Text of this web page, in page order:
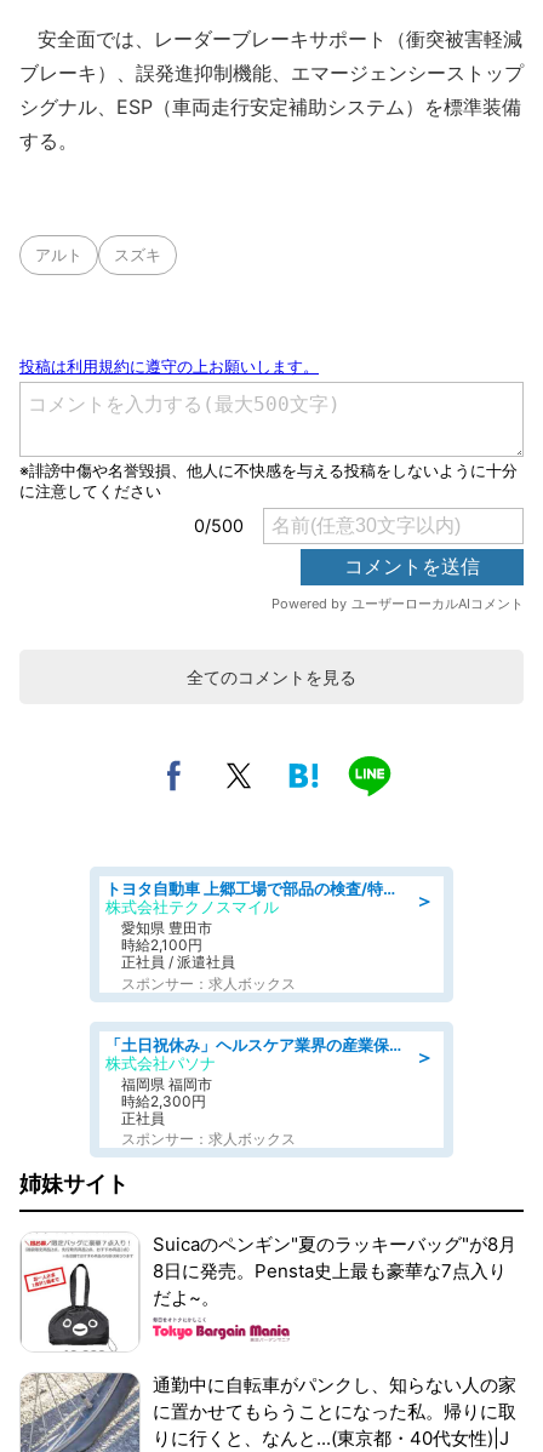
安全面では、レーダーブレーキサポート（衝突被害軽減
ブレーキ）、誤発進抑制機能、エマージェンシーストップ
シグナル、ESP（車両走行安定補助システム）を標準装備
する。
アルト スズキ
全てのコメントを見る
＞
トヨタ自動車 上郷工場で部品の検査/特典168万/tutumi
株式会社テクノスマイル
愛知県 豊田市
時給2,100円
正社員 / 派遣社員
スポンサー：求人ボックス
＞
「土日祝休み」ヘルスケア業界の産業保健師/高時給/未経験OK/要資格:保健師、正看護師
株式会社パソナ
福岡県 福岡市
時給2,300円
正社員
スポンサー：求人ボックス
姉妹サイト
Suicaのペンギン"夏のラッキーバッグ"が8月
8日に発売。Pensta史上最も豪華な7点入り
だよ~。
通勤中に自転車がパンクし、知らない人の家
に置かせてもらうことになった私。帰りに取
りに行くと、なんと...(東京都・40代女性)|J